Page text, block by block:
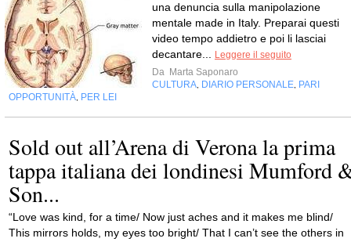
una denuncia sulla manipolazione
mentale made in Italy. Preparai questi
video tempo addietro e poi li lasciai
decantare...
Leggere il seguito
Da Marta Saponaro
CULTURA DIARIO PERSONALE PARI
OPPORTUNITÀ PER LEI
Sold out all’Arena di Verona la prima
tappa italiana dei londinesi Mumford
Son...
“Love was kind, for a time/ Now just aches and it makes me blind/
This mirrors holds, my eyes too bright/ That I can’t see the others in